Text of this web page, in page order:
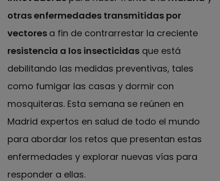
otras enfermedades transmitidas por
vectores a fin de contrarrestar la creciente
resistencia a los insecticidas que está
debilitando las medidas preventivas, tales
como fumigar las casas y dormir con
mosquiteras. Esta semana se reúnen en
Madrid expertos en salud de todo el mundo
para abordar los retos que presentan estas
enfermedades y explorar nuevas vías para
responder a ellas.